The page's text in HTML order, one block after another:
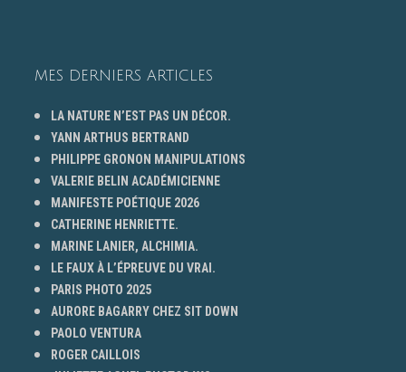
MES DERNIERS ARTICLES
LA NATURE N’EST PAS UN DÉCOR.
YANN ARTHUS BERTRAND
PHILIPPE GRONON MANIPULATIONS
VALERIE BELIN ACADÉMICIENNE
MANIFESTE POÉTIQUE 2026
CATHERINE HENRIETTE.
MARINE LANIER, ALCHIMIA.
LE FAUX À L’ÉPREUVE DU VRAI.
PARIS PHOTO 2025
AURORE BAGARRY CHEZ SIT DOWN
PAOLO VENTURA
ROGER CAILLOIS